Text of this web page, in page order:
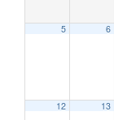
5 6
12 13